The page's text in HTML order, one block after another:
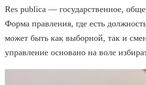
Res publica — государственное,
Форма правления, где есть
может быть как выборной, так и
управление основано на воле